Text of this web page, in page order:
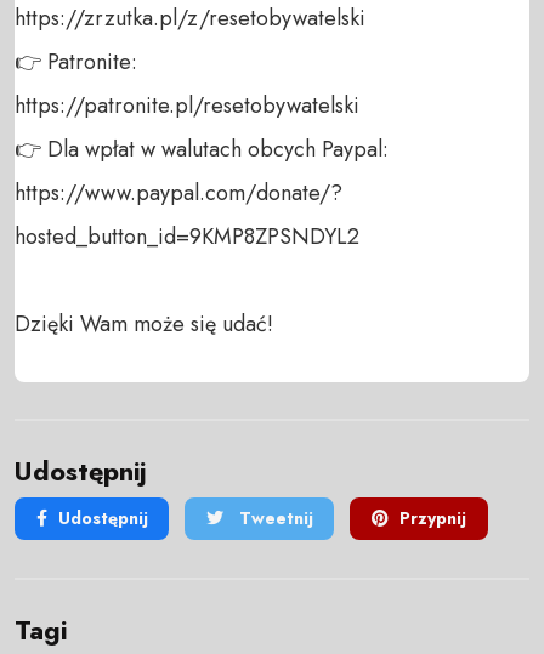
https://zrzutka.pl/z/resetobywatelski
👉 Patronite:
https://patronite.pl/resetobywatelski
👉 Dla wpłat w walutach obcych Paypal:
https://www.paypal.com/donate/?
hosted_button_id=9KMP8ZPSNDYL2
Dzięki Wam może się udać!
Udostępnij
Udostępnij Tweetnij Przypnij
Tagi